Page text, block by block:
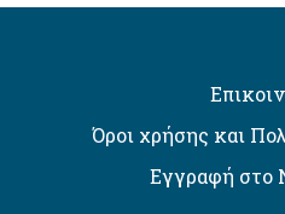
Όροι χρήσης και
Εγγραφή στο